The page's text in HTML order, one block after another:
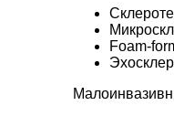
Foam-